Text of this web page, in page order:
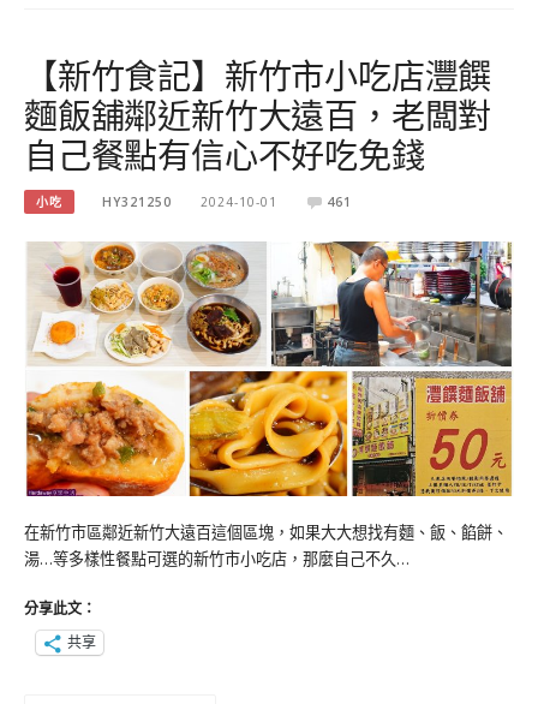
【新竹食記】新竹市小吃店灃饌
麵飯舖鄰近新竹大遠百，老闆對
自己餐點有信心不好吃免錢
小吃 HY321250 2024-10-01 461
在新竹市區鄰近新竹大遠百這個區塊，如果大大想找有麵、飯、餡餅、
湯…等多樣性餐點可選的新竹市小吃店，那麼自己不久…
分享此文：
共享